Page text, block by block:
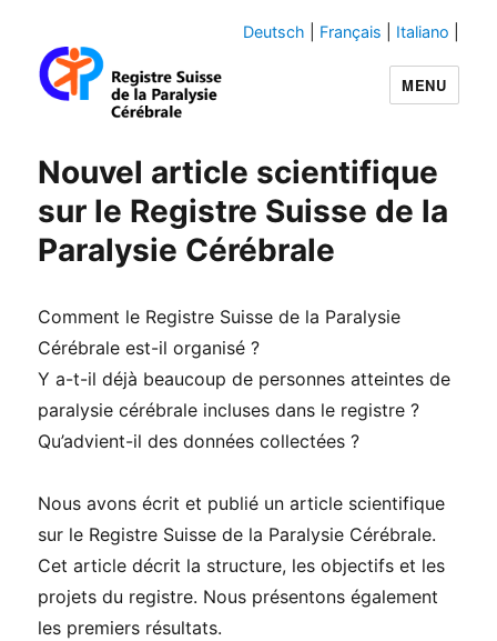
Deutsch Français Italiano
Swiss-CP-Reg
MENU
Nouvel article scientifique
sur le Registre Suisse de la
Paralysie Cérébrale
Comment le Registre Suisse de la Paralysie
Cérébrale est-il organisé ?
Y a-t-il déjà beaucoup de personnes atteintes de
paralysie cérébrale incluses dans le registre ?
Qu’advient-il des données collectées ?
Nous avons écrit et publié un article scientifique
sur le Registre Suisse de la Paralysie Cérébrale.
Cet article décrit la structure, les objectifs et les
projets du registre. Nous présentons également
les premiers résultats.